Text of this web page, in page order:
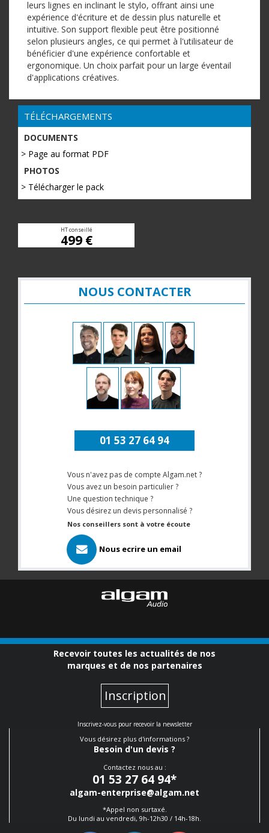
leurs lignes en inclinant le stylo, offrant ainsi une
expérience d'écriture et de dessin plus naturelle et
intuitive. Son support flexible peut être positionné
selon plusieurs angles, ce qui permet à l'utilisateur de
bénéficier d'une expérience confortable et
ergonomique. Un choix parfait pour un large éventail
d'applications créatives.
TÉLÉCHARGEMENTS
DOCUMENTS
> Page au format PDF
PHOTOS
> Télécharger le pack
HT conseillé
499 €
NOUS CONTACTER
01 53 27 64 94
Vous n'avez pas de compte Algam.net ?
Vous avez un besoin particulier ?
Une question technique ?
Vous désirez un devis personnalisé ?
Nos conseillers sont à votre écoute
Nous ecrire un email
Recevoir toutes les actualités de nos
marques et de nos partenaires
Inscription
Inscrivez-vous pour recevoir la newsletter
Vous désirez plus d'informations ?
Besoin d'un devis ?
Contactez nous au :
01 53 27 64 94*
algam-enterprise@algam.net
*Appel non surtaxé.
Du lundi au vendredi, 9h-12h30 / 14h-18h.